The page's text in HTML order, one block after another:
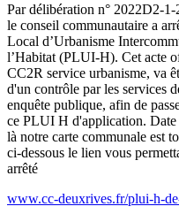
Par délibération n° 2022D2-
le conseil communautaire a
Local d’Urbanisme
l’Habitat (PLUI-H). Cet acte
CC2R service urbanisme, va
d'un contrôle par les services
enquête publique, afin de
ce PLUI H d'application.
là notre carte communale est
ci-dessous le lien vous
arrêté
www.cc-deuxrives.fr/plui-h-